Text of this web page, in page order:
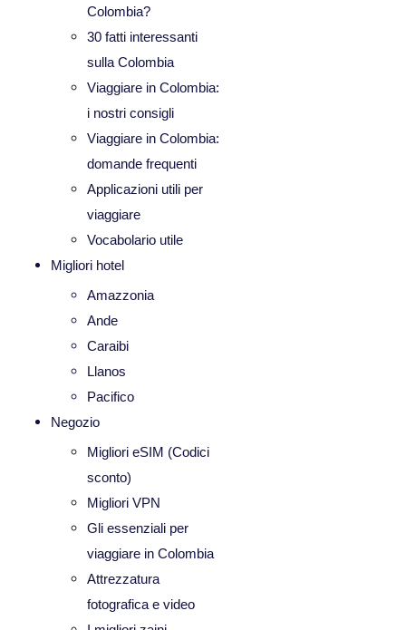
Colombia?
30 fatti interessanti
sulla Colombia
Viaggiare in Colombia:
i nostri consigli
Viaggiare in Colombia:
domande frequenti
Applicazioni utili per
viaggiare
Vocabolario utile
Migliori hotel
Amazzonia
Ande
Caraibi
Llanos
Pacifico
Negozio
Migliori eSIM (Codici
sconto)
Migliori VPN
Gli essenziali per
viaggiare in Colombia
Attrezzatura
fotografica e video